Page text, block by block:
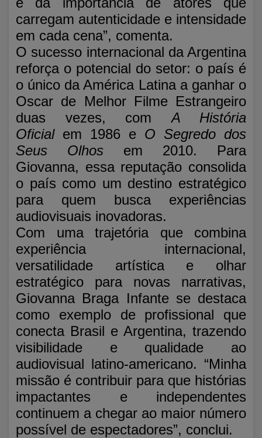
carregam autenticidade e intensidade
em cada cena”, comenta.
O sucesso internacional da Argentina
reforça o potencial do setor: o país é
o único da América Latina a ganhar o
Oscar de Melhor Filme Estrangeiro
duas vezes, comA História
Oficialem 1986 e O Segredo dos
Seus Olhos em 2010. Para
Giovanna, essa reputação consolida
o país como um destino estratégico
para quem busca experiências
audiovisuais inovadoras.
Com uma trajetória que combina
experiência internacional,
versatilidade artística e olhar
estratégico para novas narrativas,
Giovanna Braga Infante se destaca
como exemplo de profissional que
conecta Brasil e Argentina, trazendo
visibilidade e qualidade ao
audiovisual latino-americano. “Minha
missão é contribuir para que histórias
impactantes e independentes
continuem a chegar ao maior número
possível de espectadores”, conclui.